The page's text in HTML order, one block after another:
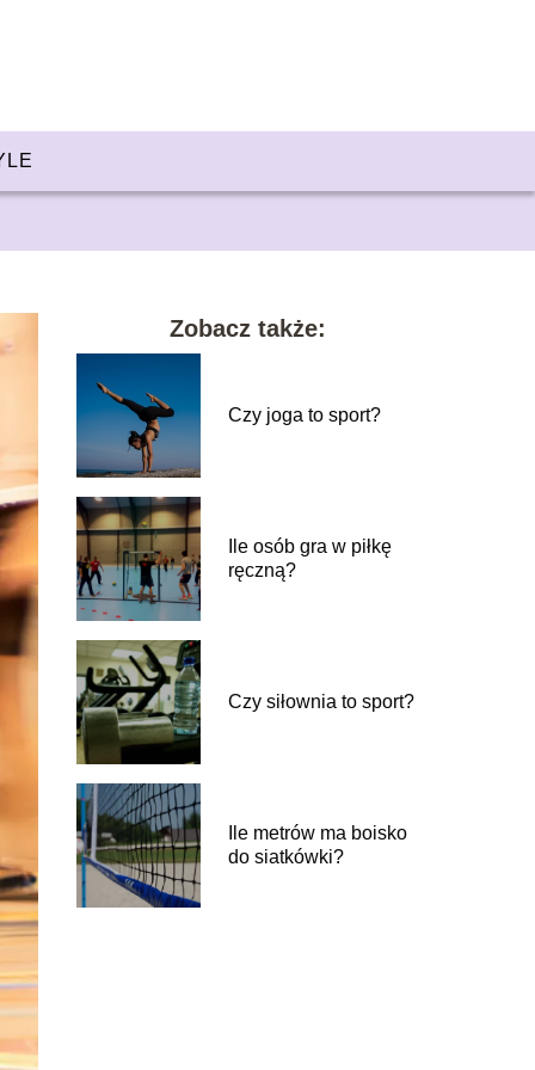
Zobacz także:
Czy joga to sport?
Ile osób gra w piłkę
ręczną?
Czy siłownia to sport?
Ile metrów ma boisko
do siatkówki?